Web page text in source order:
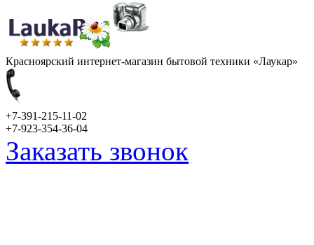
Красноярский интернет-магазин бытовой техники «Лаукар»
+7-391-215-11-02
+7-923-354-36-04
Заказать звонок